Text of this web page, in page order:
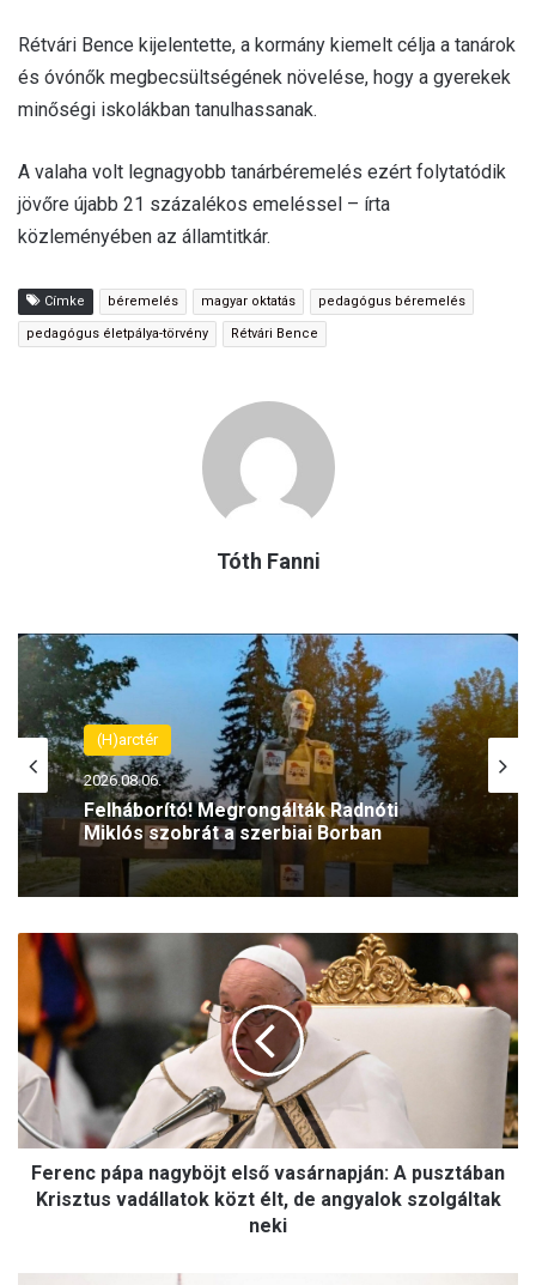
Rétvári Bence kijelentette, a kormány kiemelt célja a tanárok
és óvónők megbecsültségének növelése, hogy a gyerekek
minőségi iskolákban tanulhassanak.
A valaha volt legnagyobb tanárbéremelés ezért folytatódik
jövőre újabb 21 százalékos emeléssel – írta
közleményében az államtitkár.
Címke béremelés magyar oktatás pedagógus béremelés
pedagógus életpálya-törvény Rétvári Bence
Tóth Fanni
(H)arctér
2026.08.06.
Felháborító! Megrongálták Radnóti
Miklós szobrát a szerbiai Borban
e
n
p
á
p
y
Ferenc pápa nagyböjt első vasárnapján: A pusztában
Krisztus vadállatok közt élt, de angyalok szolgáltak
neki